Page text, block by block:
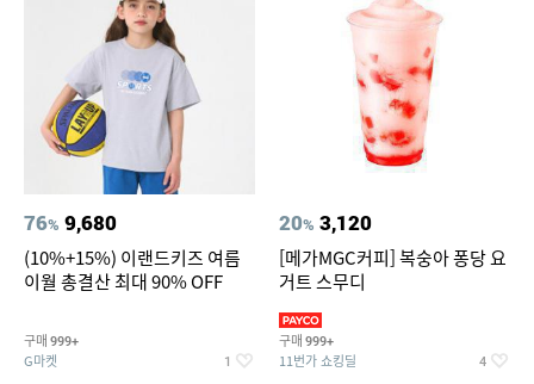
76% 9,680
(10%+15%) 이랜드키즈 여름
이월 총결산 최대 90% OFF
구매 999+
G마켓 1
20% 3,120
[메가MGC커피] 복숭아 퐁당 요
거트 스무디
구매 999+
11번가 쇼킹딜 4